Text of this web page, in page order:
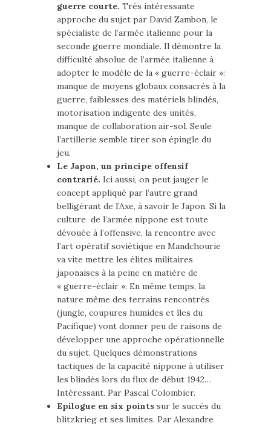
guerre courte. Très intéressante
approche du sujet par David Zambon, le
spécialiste de l’armée italienne pour la
seconde guerre mondiale. Il démontre la
difficulté absolue de l’armée italienne à
adopter le modèle de la « guerre-éclair »:
manque de moyens globaux consacrés à la
guerre, faiblesses des matériels blindés,
motorisation indigente des unités,
manque de collaboration air-sol. Seule
l’artillerie semble tirer son épingle du
jeu.
Le Japon, un principe offensif
contrarié. Ici aussi, on peut jauger le
concept appliqué par l’autre grand
belligérant de l’Axe, à savoir le Japon. Si la
culture de l’armée nippone est toute
dévouée à l’offensive, la rencontre avec
l’art opératif soviétique en Mandchourie
va vite mettre les élites militaires
japonaises à la peine en matière de
« guerre-éclair ». En même temps, la
nature même des terrains rencontrés
(jungle, coupures humides et îles du
Pacifique) vont donner peu de raisons de
développer une approche opérationnelle
du sujet. Quelques démonstrations
tactiques de la capacité nippone à utiliser
les blindés lors du flux de début 1942…
Intéressant. Par Pascal Colombier.
Epilogue en six points sur le succès du
blitzkrieg et ses limites. Par Alexandre